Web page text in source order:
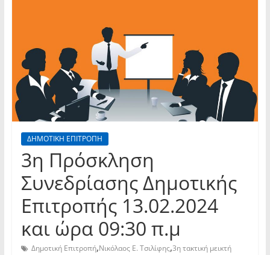
ΔΗΜΟΤΙΚΗ ΕΠΙΤΡΟΠΗ
3η Πρόσκληση
Συνεδρίασης Δημοτικής
Επιτροπής 13.02.2024
και ώρα 09:30 π.μ
Δημοτική Επιτροπή,Νικόλαος Ε. Τσιλίφης,3η τακτική μεικτή